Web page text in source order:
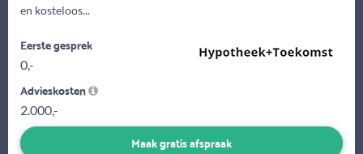
en kosteloos...
Eerste gesprek
0,-
Advieskosten
2.000,-
Maak gratis afspraak